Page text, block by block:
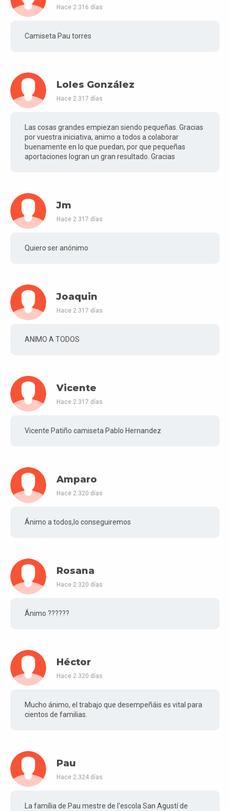
Hace 2.316 días
Camiseta Pau torres
Loles González
Hace 2.317 días
Las cosas grandes empiezan siendo pequeñas. Gracias
por vuestra iniciativa, animo a todos a colaborar
buenamente en lo que puedan, por que pequeñas
aportaciones logran un gran resultado. Gracias
Jm
Hace 2.317 días
Quiero ser anónimo
Joaquin
Hace 2.317 días
ANIMO A TODOS
Vicente
Hace 2.317 días
Vicente Patiño camiseta Pablo Hernandez
Amparo
Hace 2.320 días
Ánimo a todos,lo conseguiremos
Rosana
Hace 2.320 días
Ánimo ??????
Héctor
Hace 2.320 días
Mucho ánimo, el trabajo que desempeñáis es vital para
cientos de familias.
Pau
Hace 2.324 días
La família de Pau mestre de l'escola San Agustí de